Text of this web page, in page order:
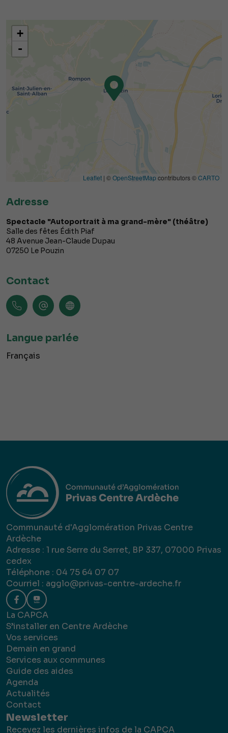
+
-
Leaflet | ©OpenStreetMap contributors ©CARTO
Adresse
Spectacle "Autoportrait à ma grand-mère" (théâtre)
Salle des fêtes Édith Piaf
48 Avenue Jean-Claude Dupau
07250 Le Pouzin
Contact
Langue parlée
Français
Communauté d'Agglomération Privas Centre
Ardèche
Adresse : 1 rue Serre du Serret, BP 337, 07000 Privas
cedex
Téléphone : 04 75 64 07 07
Courriel : agglo@privas-centre-ardeche.fr
La CAPCA
S’installer en Centre Ardèche
Vos services
Demain en grand
Services aux communes
Guide des aides
Agenda
Actualités
Contact
Newsletter
Recevez les dernières infos de la CAPCA